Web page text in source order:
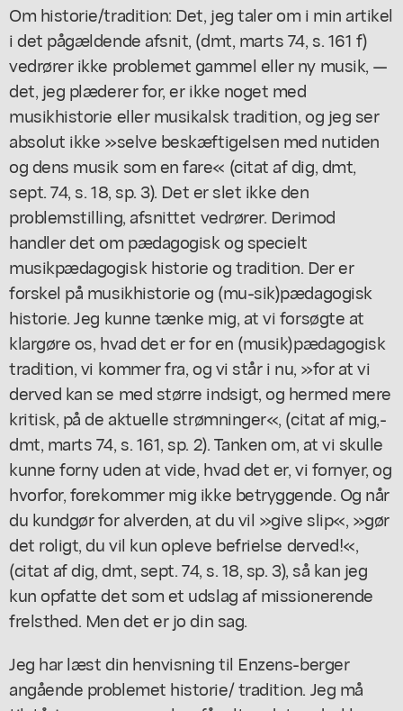
Om historie/tradition: Det, jeg taler om i min artikel
i det pågældende afsnit, (dmt, marts 74, s. 161 f)
vedrører ikke problemet gammel eller ny musik, —
det, jeg plæderer for, er ikke noget med
musikhistorie eller musikalsk tradition, og jeg ser
absolut ikke »selve beskæftigelsen med nutiden
og dens musik som en fare« (citat af dig, dmt,
sept. 74, s. 18, sp. 3). Det er slet ikke den
problemstilling, afsnittet vedrører. Derimod
handler det om pædagogisk og specielt
musikpædagogisk historie og tradition. Der er
forskel på musikhistorie og (mu-sik)pædagogisk
historie. Jeg kunne tænke mig, at vi forsøgte at
klargøre os, hvad det er for en (musik)pædagogisk
tradition, vi kommer fra, og vi står i nu, »for at vi
derved kan se med større indsigt, og hermed mere
kritisk, på de aktuelle strømninger«, (citat af mig,-
dmt, marts 74, s. 161, sp. 2). Tanken om, at vi skulle
kunne forny uden at vide, hvad det er, vi fornyer, og
hvorfor, forekommer mig ikke betryggende. Og når
du kundgør for alverden, at du vil »give slip«, »gør
det roligt, du vil kun opleve befrielse derved!«,
(citat af dig, dmt, sept. 74, s. 18, sp. 3), så kan jeg
kun opfatte det som et udslag af missionerende
frelsthed. Men det er jo din sag.
Jeg har læst din henvisning til Enzens-berger
angående problemet historie/ tradition. Jeg må